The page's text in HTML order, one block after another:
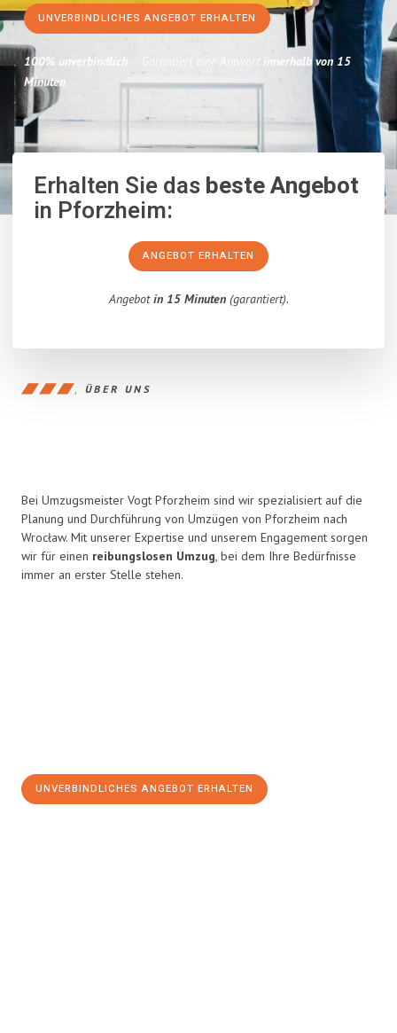
UNVERBINDLICHES ANGEBOT ERHALTEN
100% unverbindlich – Garantiert eine Antwort innerhalb von 15
Minuten.
Erhalten Sie dasbeste Angebot
in Pforzheim:
ANGEBOT ERHALTEN
Angebotin 15 Minuten(garantiert).
ÜBER UNS
Bei Umzugsmeister Vogt Pforzheim sind wir spezialisiert auf die
Planung und Durchführung von Umzügen von Pforzheim nach
Wrocław. Mit unserer Expertise und unserem Engagement sorgen
wir für einen reibungslosen Umzug, bei dem Ihre Bedürfnisse
immer an erster Stelle stehen.
UNVERBINDLICHES ANGEBOT ERHALTEN